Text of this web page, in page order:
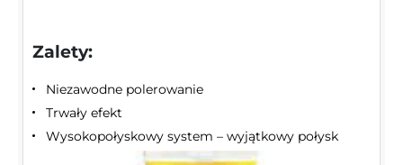
Zalety:
Niezawodne polerowanie
Trwały efekt
Wysokopołyskowy system – wyjątkowy połysk